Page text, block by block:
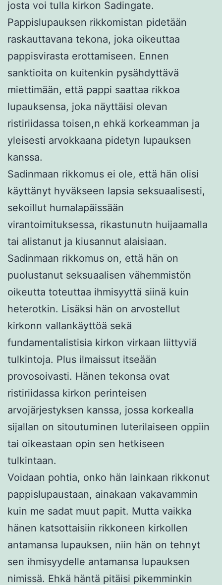
josta voi tulla kirkon Sadingate.
Pappislupauksen rikkomistan pidetään
raskauttavana tekona, joka oikeuttaa
pappisvirasta erottamiseen. Ennen
sanktioita on kuitenkin pysähdyttävä
miettimään, että pappi saattaa rikkoa
lupauksensa, joka näyttäisi olevan
ristiriidassa toisen,n ehkä korkeamman ja
yleisesti arvokkaana pidetyn lupauksen
kanssa.
Sadinmaan rikkomus ei ole, että hän olisi
käyttänyt hyväkseen lapsia seksuaalisesti,
sekoillut humalapäissään
virantoimituksessa, rikastunutn huijaamalla
tai alistanut ja kiusannut alaisiaan.
Sadinmaan rikkomus on, että hän on
puolustanut seksuaalisen vähemmistön
oikeutta toteuttaa ihmisyyttä siinä kuin
heterotkin. Lisäksi hän on arvostellut
kirkonn vallankäyttöä sekä
fundamentalistisia kirkon virkaan liittyviä
tulkintoja. Plus ilmaissut itseään
provosoivasti. Hänen tekonsa ovat
ristiriidassa kirkon perinteisen
arvojärjestyksen kanssa, jossa korkealla
sijallan on sitoutuminen luterilaiseen oppiin
tai oikeastaan opin sen hetkiseen
tulkintaan.
Voidaan pohtia, onko hän lainkaan rikkonut
pappislupaustaan, ainakaan vakavammin
kuin me sadat muut papit. Mutta vaikka
hänen katsottaisiin rikkoneen kirkollen
antamansa lupauksen, niin hän on tehnyt
sen ihmisyydelle antamansa lupauksen
nimissä. Ehkä häntä pitäisi pikemminkin